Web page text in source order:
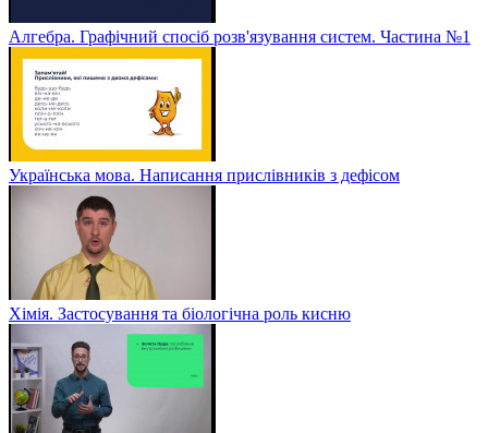
Алгебра. Графічний спосіб розв'язування систем. Частина №1
Українська мова. Написання прислівників з дефісом
Хімія. Застосування та біологічна роль кисню